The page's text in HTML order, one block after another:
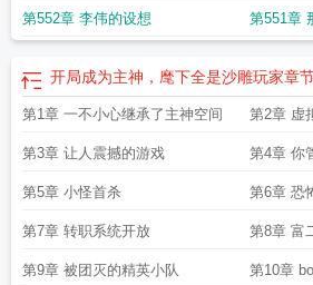
第552章 李伟的设想 第551章
开局成为主神，麾下全是沙雕玩家章
第1章 一不小心继承了主神空间 第2章 虚
第3章 让人震撼的游戏 第4章 你
第5章 小怪首杀 第6章 恐
第7章 转职系统开放 第8章 富
第9章 被团灭的精英小队 第10章